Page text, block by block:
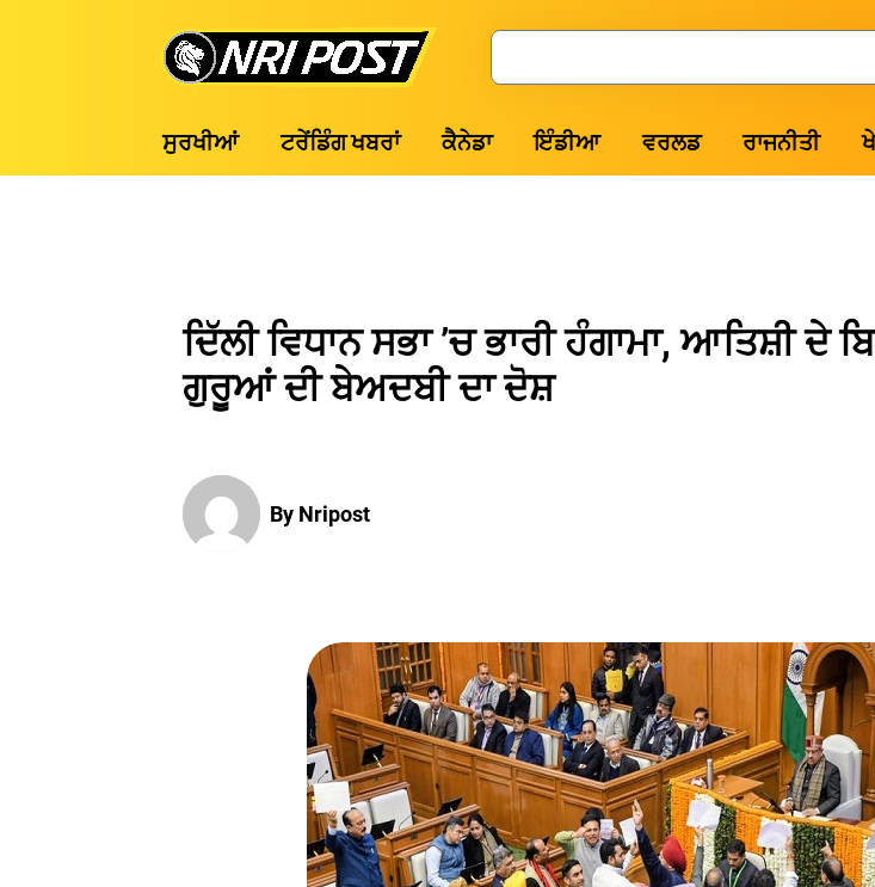
Post
Search
ਸੁਰਖੀਆਂ ਟਰੇਂਡਿੰਗ ਖਬਰਾਂ ਕੈਨੇਡਾ ਇੰਡੀਆ ਵਰਲਡ ਰਾਜਨੀਤੀ
ਦਿੱਲੀ ਵਿਧਾਨ ਸਭਾ ’ਚ ਭਾਰੀ ਹੰਗਾਮਾ, ਆਤਿਸ਼ੀ ਦੇ
ਗੁਰੂਆਂ ਦੀ ਬੇਅਦਬੀ ਦਾ ਦੋਸ਼
By Nripost